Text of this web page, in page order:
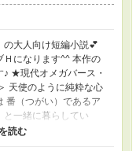
の大人向け短編小説💕
Ｈになります^^ 本作の
★現代オメガバース・
天使のように純粋な心
番（つがい）であるア
と一緒に暮らしてい
い。 大好きな嶺二が